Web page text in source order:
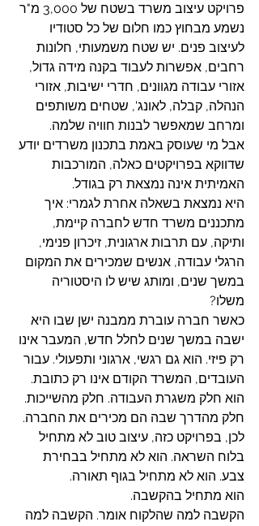
פרויקט עיצוב משרד בשטח של 3,000 מ"ר
נשמע מבחוץ כמו חלום של כל סטודיו
לעיצוב פנים. יש שטח משמעותי, חלונות
רחבים, אפשרות לעבוד בקנה מידה גדול,
אזורי עבודה מגוונים, חדרי ישיבות, אזורי
הנהלה, קבלה, לאונג', שטחים משותפים
ומרחב שמאפשר לבנות חוויה שלמה.
אבל מי שעוסק באמת בתכנון משרדים יודע
שדווקא בפרויקטים כאלה, המורכבות
האמיתית אינה נמצאת רק בגודל.
היא נמצאת בשאלה אחרת לגמרי: איך
מתכננים משרד חדש לחברה קיימת,
ותיקה, עם תרבות ארגונית, זיכרון פנימי,
הרגלי עבודה, אנשים שמכירים את המקום
במשך שנים, ומותג שיש לו היסטוריה
משלו?
כאשר חברה עוברת ממבנה ישן שבו היא
ישבה במשך שנים לחלל חדש, המעבר אינו
רק פיזי. הוא גם רגשי, ארגוני ותפעולי. עבור
העובדים, המשרד הקודם אינו רק כתובת.
הוא חלק משגרת העבודה. חלק מהשייכות.
חלק מהדרך שבה הם מכירים את החברה.
לכן, בפרויקט כזה, עיצוב טוב לא מתחיל
בלוח השראה. הוא לא מתחיל בבחירת
צבע. הוא לא מתחיל בגוף תאורה.
הוא מתחיל בהקשבה.
הקשבה למה שהלקוח אומר. הקשבה למה